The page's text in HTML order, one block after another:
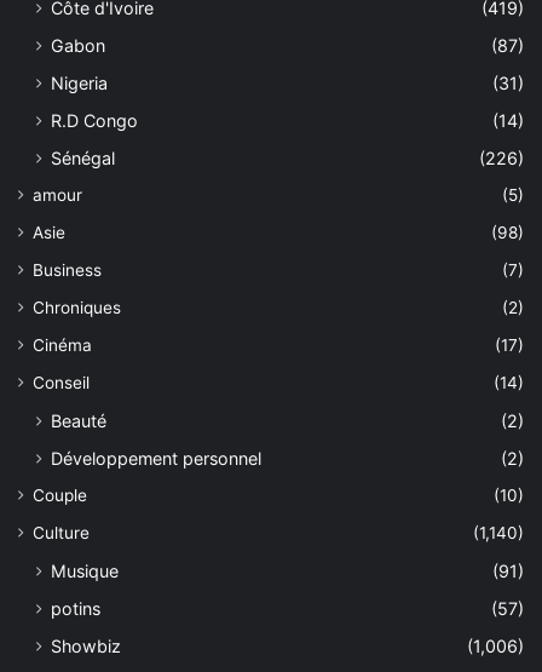
Côte d'Ivoire
(419)
Gabon
(87)
Nigeria
(31)
R.D Congo
(14)
Sénégal
(226)
amour
(5)
Asie
(98)
Business
(7)
Chroniques
(2)
Cinéma
(17)
Conseil
(14)
Beauté
(2)
Développement personnel
(2)
Couple
(10)
Culture
(1,140)
Musique
(91)
potins
(57)
Showbiz
(1,006)